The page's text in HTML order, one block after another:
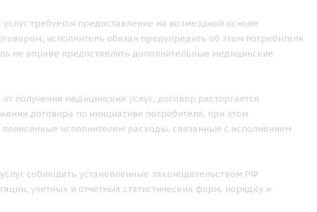
требуется предоставление на возмездной основе
исполнитель обязан предупредить об этом потребителя
не вправе предоставлять дополнительные медицинские
получения медицинских услуг, договор расторгается.
договора по инициативе потребителя, при этом
исполнителем расходы, связанные с исполнением
соблюдать установленные законодательством РФ
учетных и отчетных статистических форм, порядку и